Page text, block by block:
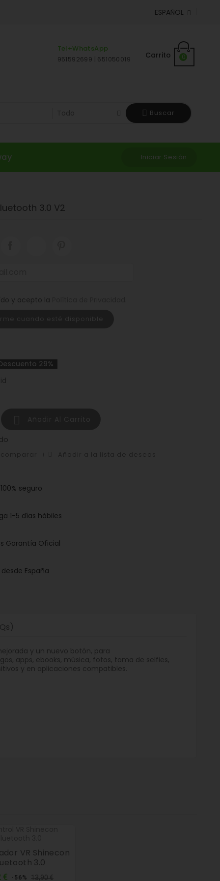
ESPAÑOL 
Carrito 0
Tel+WhatsApp
951592699 | 651050019
Buscar
Iniciar Sesión
3.0 V2
y acepto la
29%
seguro
1-5 días hábiles
Garantía Oficial
desde España
y un nuevo botón, para
apps, ebooks, música, fotos, toma de selfies,
y en aplicaciones compatibles.
VR Shinecon
3.0
€ Precio
-56% 13,90 €Precio